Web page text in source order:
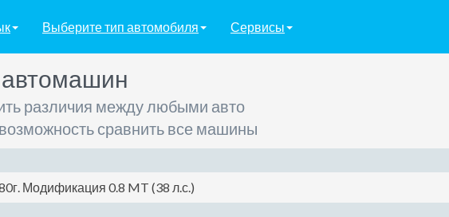
Выберите тип автомобиля Сервисы
различия между любыми авто
сравнить все машины
Модификация 0.8 MT (38 л.с.)